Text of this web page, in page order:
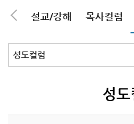
내 설교/강해 목사컬럼
최근등록자료
자유게시판
교회소식
성도컬럼
성도